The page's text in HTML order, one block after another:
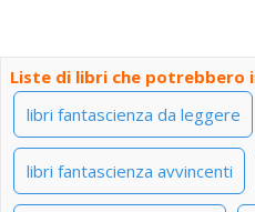
Liste di libri che potrebbero
libri fantascienza da leggere
libri fantascienza avvincenti